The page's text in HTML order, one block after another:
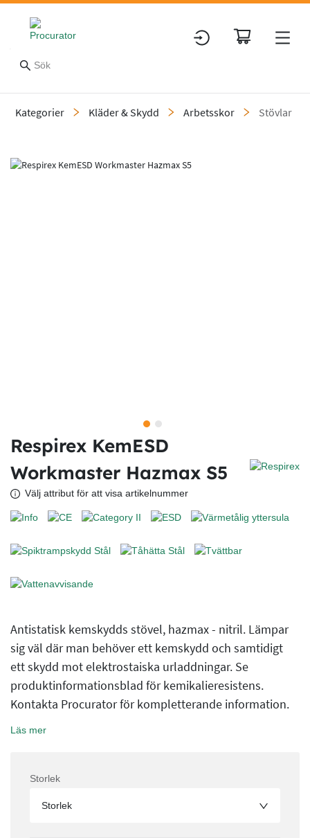
Kategorier Kläder & Skydd Arbetsskor Stövlar
Slide 1 of 2
Respirex KemESD
Workmaster Hazmax S5
Välj attribut för att visa artikelnummer
Antistatisk kemskydds stövel, hazmax - nitril. Lämpar
sig väl där man behöver ett kemskydd och samtidigt
ett skydd mot elektrostaiska urladdningar. Se
produktinformationsblad för kemikalieresistens.
Kontakta Procurator för kompletterande information.
Läs mer
Storlek
Storlek